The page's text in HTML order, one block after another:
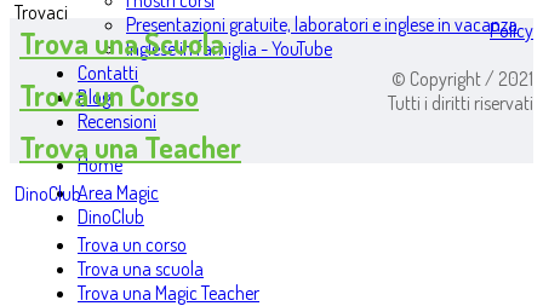
Presentazioni gratuite, laboratori e inglese in vacanza
Inglese in famiglia - YouTube
Contatti
Blog
Recensioni
Home
Area Magic
DinoClub
Trova un corso
Trova una scuola
Trova una Magic Teacher
Trovaci
Trova una Scuola
Trova un Corso
Trova una Teacher
DinoClub
Policy
© Copyright / 2021
Tutti i diritti riservati